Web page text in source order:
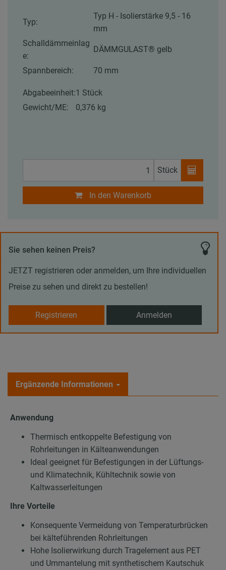
Typ:
Typ H - Isolierstärke 9,5 - 16
mm
Schalldämmeinlag
e:
DÄMMGULAST® gelb
Spannbereich: 70 mm
Abgabeeinheit:1 Stück
Gewicht/ME:
0,376 kg
Stück
In den Warenkorb
Sie sehen keinen Preis?
JETZT registrieren oder anmelden, um Ihre individuellen
Preise zu sehen und direkt zu bestellen!
Registrieren Anmelden
Ergänzende Informationen
Anwendung
Thermisch entkoppelte Befestigung von
Rohrleitungen in Kälteanwendungen
Ideal geeignet für Befestigungen in der Lüftungs-
und Klimatechnik, Kühltechnik sowie von
Kaltwasserleitungen
Ihre Vorteile
Konsequente Vermeidung von Temperaturbrücken
bei kälteführenden Rohrleitungen
Hohe Isolierwirkung durch Tragelement aus PET
und Ummantelung mit synthetischem Kautschuk